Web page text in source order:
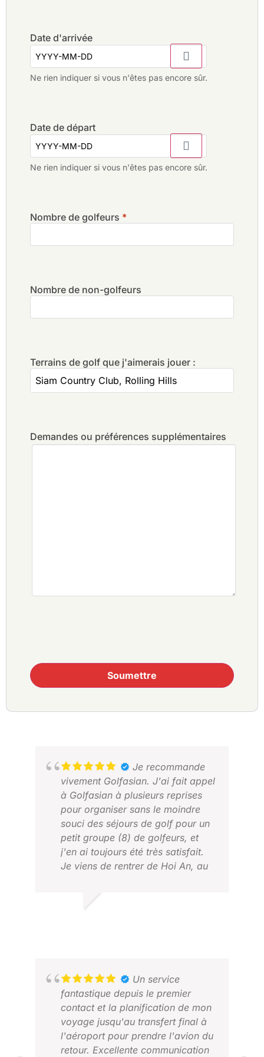
Date d'arrivée
Ne rien indiquer si vous n'êtes pas encore sûr.
Date de départ
Ne rien indiquer si vous n'êtes pas encore sûr.
Nombre de golfeurs *
Nombre de non-golfeurs
Terrains de golf que j'aimerais jouer :
Demandes ou préférences supplémentaires
Soumettre
Je recommande
vivement Golfasian. J'ai fait appel
à Golfasian à plusieurs reprises
pour organiser sans le moindre
souci des séjours de golf pour un
petit groupe (8) de golfeurs, et
j'en ai toujours été très satisfait.
Je viens de rentrer de Hoi An, au
inoubliables. Betty et son équipe
d'éliminer toute incertitude et ont
fait de cette expérience un
moment agréable et sans accroc.
Merci à Golfasian pour cette
nouvelle expérience merveilleuse.
Un service
fantastique depuis le premier
contact et la planification de mon
voyage jusqu'au transfert final à
l'aéroport pour prendre l'avion du
retour. Excellente communication